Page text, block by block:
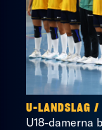
U-LANDSLAG /
U18-damerna